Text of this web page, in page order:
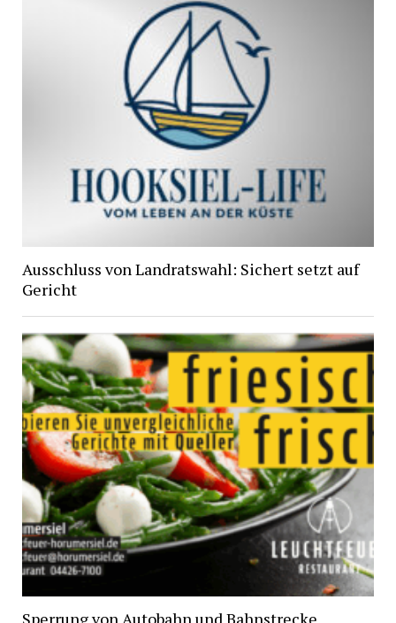
Ausschluss von Landratswahl: Sichert setzt auf
Gericht
Sperrung von Autobahn und Bahnstrecke